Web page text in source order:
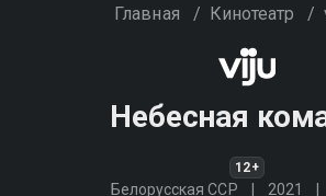
Главная / Кинотеатр /
Небесная
12+
Белорусская ССР 2021